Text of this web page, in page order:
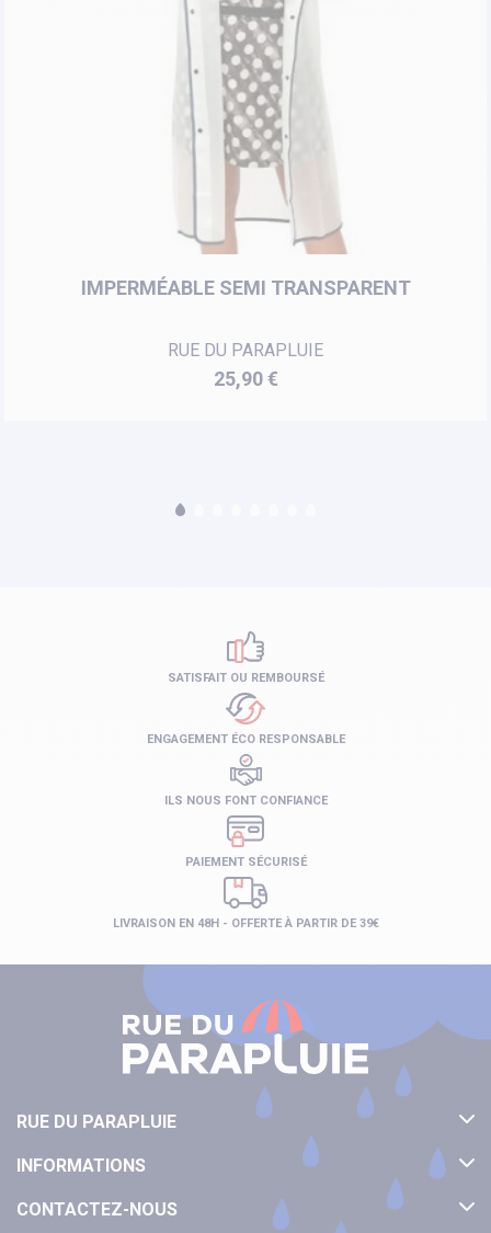
IMPERMÉABLE SEMI TRANSPARENT
RUE DU PARAPLUIE
Prix
25,90 €
LIVRAISON EN 48H - OFFERTE À PARTIR DE 39€
PAIEMENT SÉCURISÉ
SATISFAIT OU REMBOURSÉ
ENGAGEMENT ÉCO RESPONSABLE
ILS NOUS FONT CONFIANCE
RUE DU PARAPLUIE
INFORMATIONS
CONTACTEZ-NOUS